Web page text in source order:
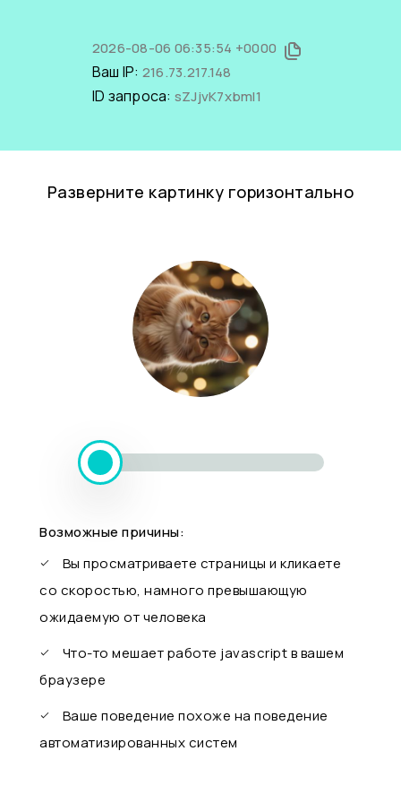
2026-08-06 06:35:54 +0000
Ваш IP: 216.73.217.148
ID запроса: sZJjvK7xbmI1
Разверните картинку горизонтально
Возможные причины:
Вы просматриваете страницы и кликаете
со скоростью, намного превышающую
ожидаемую от человека
Что-то мешает работе javascript в вашем
браузере
Ваше поведение похоже на поведение
автоматизированных систем